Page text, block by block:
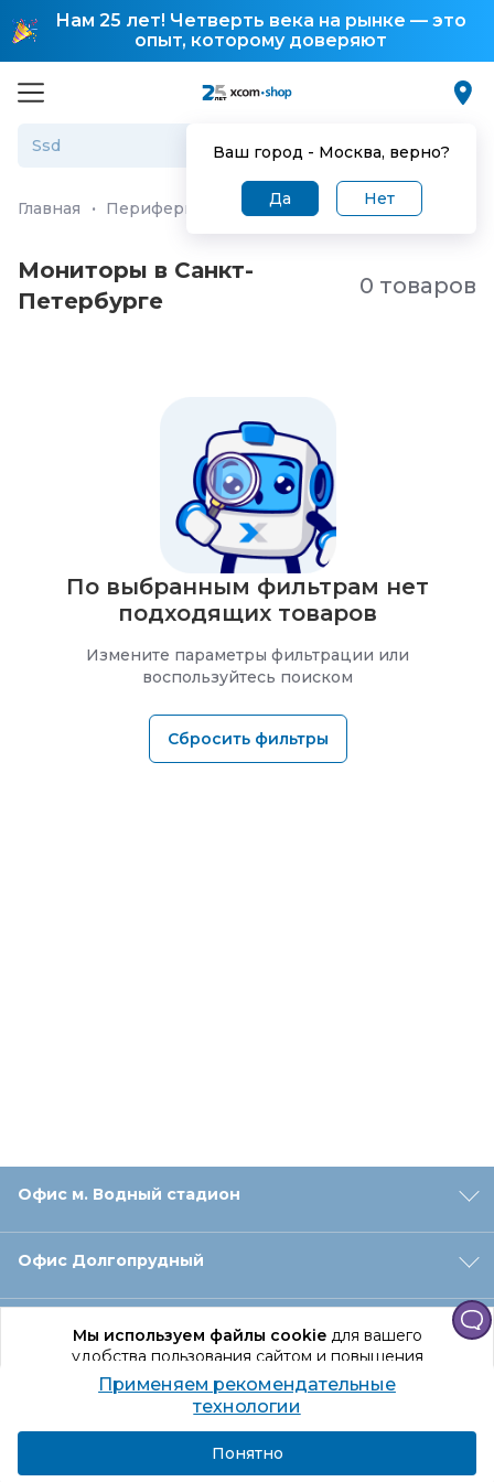
Нам 25 лет! Четверть века на рынке — это
опыт, которому доверяют
Ваш город - Москва, верно?
Да Нет
Мы используем файлы cookieдля вашего
удобства пользования сайтом и повышения
качества рекомендаций.
Продолжая использование сайта, вы даете
согласие на обработку персональных данных
Главная · Периферия и аксессуары Мониторы
Мониторы в Санкт-
Петербургe
0 товаров
По выбранным фильтрам нет
подходящих товаров
Измените параметры фильтрации или
воспользуйтесь поиском
Сбросить фильтры
Офис м. Водный стадион
Офис Долгопрудный
Офис Санкт‑Петербург
Оформление заказа
Применяем рекомендательные
технологии
Понятно